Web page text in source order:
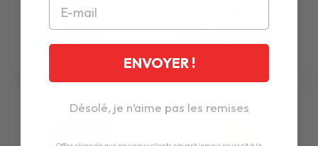
179.74€ 199.95€
Prix avec le code
RIDEDEALS26 inclus
Prix avec le code
RIDEDEALS26 inclus
ENVOYER !
Désolé, je n’aime pas les remises